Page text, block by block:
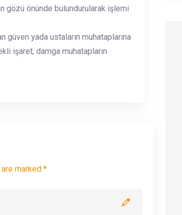
gözü önünde bulundurularak işlemi
yada ustaların muhataplarına
işaret, damga muhatapların
marked *